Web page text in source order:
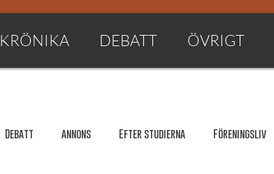
KRÖNIKA DEBATT ÖVRIGT
Debatt annons Efter studierna Föreningsliv